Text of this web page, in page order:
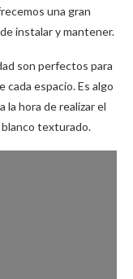
una gran
instalar y mantener.
son perfectos para
cada espacio.Es algo
la hora de realizar el
blanco texturado.